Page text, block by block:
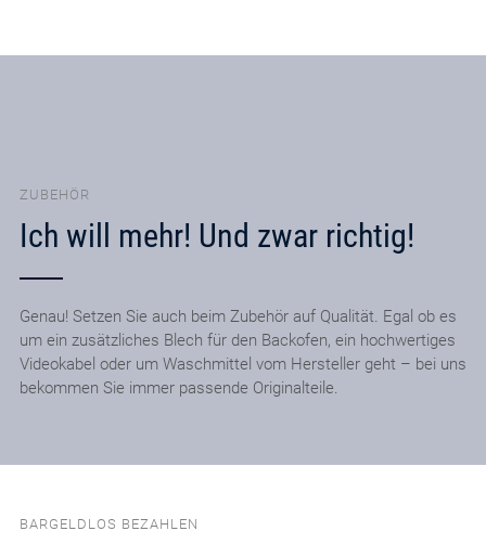
ZUBEHÖR
Ich will mehr! Und zwar richtig!
Genau! Setzen Sie auch beim Zubehör auf Qualität. Egal ob es
um ein zusätzliches Blech für den Backofen, ein hochwertiges
Videokabel oder um Waschmittel vom Hersteller geht – bei uns
bekommen Sie immer passende Originalteile.
BARGELDLOS BEZAHLEN